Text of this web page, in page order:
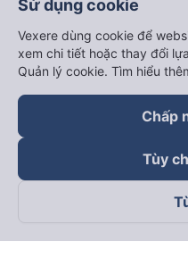
Theo dõi chúng tôi
Sử dụng cookie
Vexere dùng cookie để
xem chi tiết hoặc thay đổi
Quản lý cookie. Tìm hiểu
Chấp
Tùy